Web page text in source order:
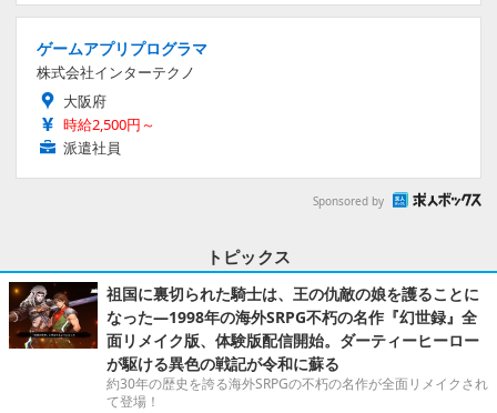
ゲームアプリプログラマ
株式会社インターテクノ
大阪府
時給2,500円～
派遣社員
Sponsored by
トピックス
祖国に裏切られた騎士は、王の仇敵の娘を護ることに
なった―1998年の海外SRPG不朽の名作『幻世録』全
面リメイク版、体験版配信開始。ダーティーヒーロー
が駆ける異色の戦記が令和に蘇る
約30年の歴史を誇る海外SRPGの不朽の名作が全面リメイクされ
て登場！